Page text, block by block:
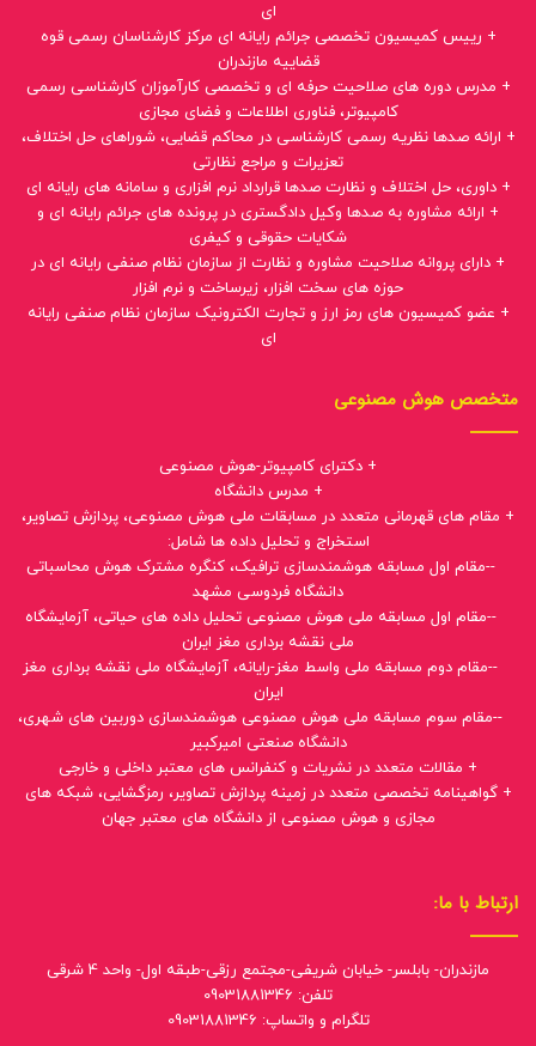
ای
+ رییس کمیسیون تخصصی جرائم رایانه ای مرکز کارشناسان رسمی قوه
قضاییه مازندران
+ مدرس دوره های صلاحیت حرفه ای و تخصصی کارآموزان کارشناسی رسمی
کامپیوتر، فناوری اطلاعات و فضای مجازی
+ ارائه صدها نظریه رسمی کارشناسی در محاکم قضایی، شوراهای حل اختلاف،
تعزیرات و مراجع نظارتی
+ داوری، حل اختلاف و نظارت صدها قرارداد نرم افزاری و سامانه های رایانه ای
+ ارائه مشاوره به صدها وکیل دادگستری در پرونده های جرائم رایانه ای و
شکایات حقوقی و کیفری
+ دارای پروانه صلاحیت مشاوره و نظارت از سازمان نظام صنفی رایانه ای در
حوزه های سخت افزار، زیرساخت و نرم افزار
+ عضو کمیسیون های رمز ارز و تجارت الکترونیک سازمان نظام صنفی رایانه
ای
متخصص هوش مصنوعی
+ دکترای کامپیوتر-هوش مصنوعی
+ مدرس دانشگاه
+ مقام های قهرمانی متعدد در مسابقات ملی هوش مصنوعی، پردازش تصاویر،
استخراج و تحلیل داده ها شامل:
--مقام اول مسابقه هوشمندسازی ترافیک، کنگره مشترک هوش محاسباتی
دانشگاه فردوسی مشهد
--مقام اول مسابقه ملی هوش مصنوعی تحلیل داده های حیاتی، آزمایشگاه
ملی نقشه برداری مغز ایران
--مقام دوم مسابقه ملی واسط مغز-رایانه، آزمایشگاه ملی نقشه برداری مغز
ایران
--مقام سوم مسابقه ملی هوش مصنوعی هوشمندسازی دوربین های شهری،
دانشگاه صنعتی امیرکبیر
+ مقالات متعدد در نشریات و کنفرانس های معتبر داخلی و خارجی
+ گواهینامه تخصصی متعدد در زمینه پردازش تصاویر، رمزگشایی، شبکه های
مجازی و هوش مصنوعی از دانشگاه های معتبر جهان
ارتباط با ما:
مازندران- بابلسر- خیابان شریفی-مجتمع رزقی-طبقه اول- واحد 4 شرقی
تلفن: 09031881346
تلگرام و واتساپ: 09031881346